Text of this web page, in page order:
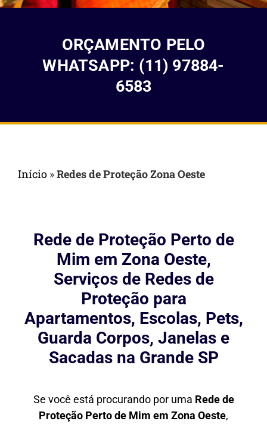
ORÇAMENTO PELO
WHATSAPP: (11) 97884-
6583
Início »Redes de Proteção Zona Oeste
Rede de Proteção Perto de
Mim em Zona Oeste,
Serviços de Redes de
Proteção para
Apartamentos, Escolas, Pets,
Guarda Corpos, Janelas e
Sacadas na Grande SP
Se você está procurando por uma Rede de
Proteção Perto de Mim em Zona Oeste,